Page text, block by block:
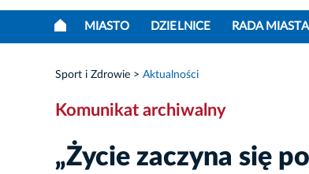
MIASTO DZIELNICE RADA MIASTA
Sport i Zdrowie Aktualności
Komunikat archiwalny
„Życie zaczyna się